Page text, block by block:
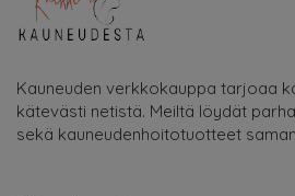
Kauneuden verkkokauppa tarjoaa
kätevästi netistä. Meiltä löydät
sekä kauneudenhoitotuotteet